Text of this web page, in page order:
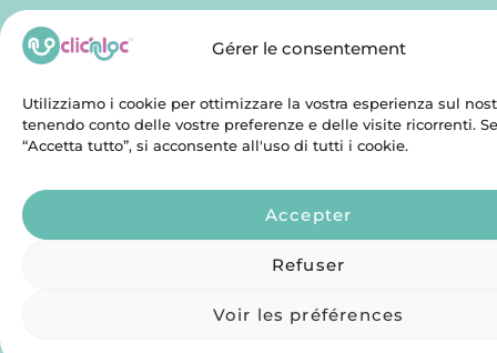
Gérer le consentement
Utilizziamo i cookie per ottimizzare la vostra esperienza sul
tenendo conto delle vostre preferenze e delle visite ricorrenti.
“Accetta tutto”, si acconsente all'uso di tutti i cookie.
Accepter
Refuser
Voir les préférences